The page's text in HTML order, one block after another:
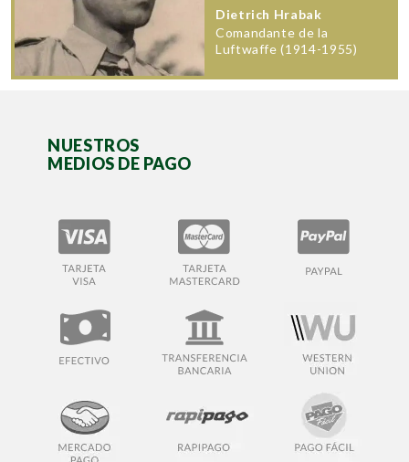
Dietrich Hrabak
Comandante de la
Luftwaffe (1914-1955)
NUESTROS
MEDIOS DE PAGO